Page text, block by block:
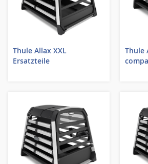
Thule Allax XXL
Ersatzteile
Thule